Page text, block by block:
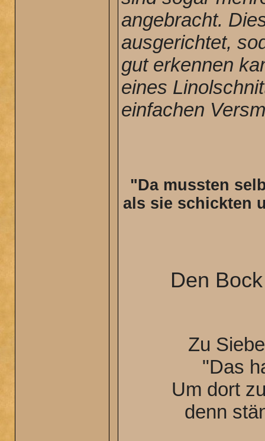
angebracht.
ausgerichtet,
gut erkennen
eines
einfachen
"Da mussten
als sie schickten
Den
Zu
"Das
Um dort
denn